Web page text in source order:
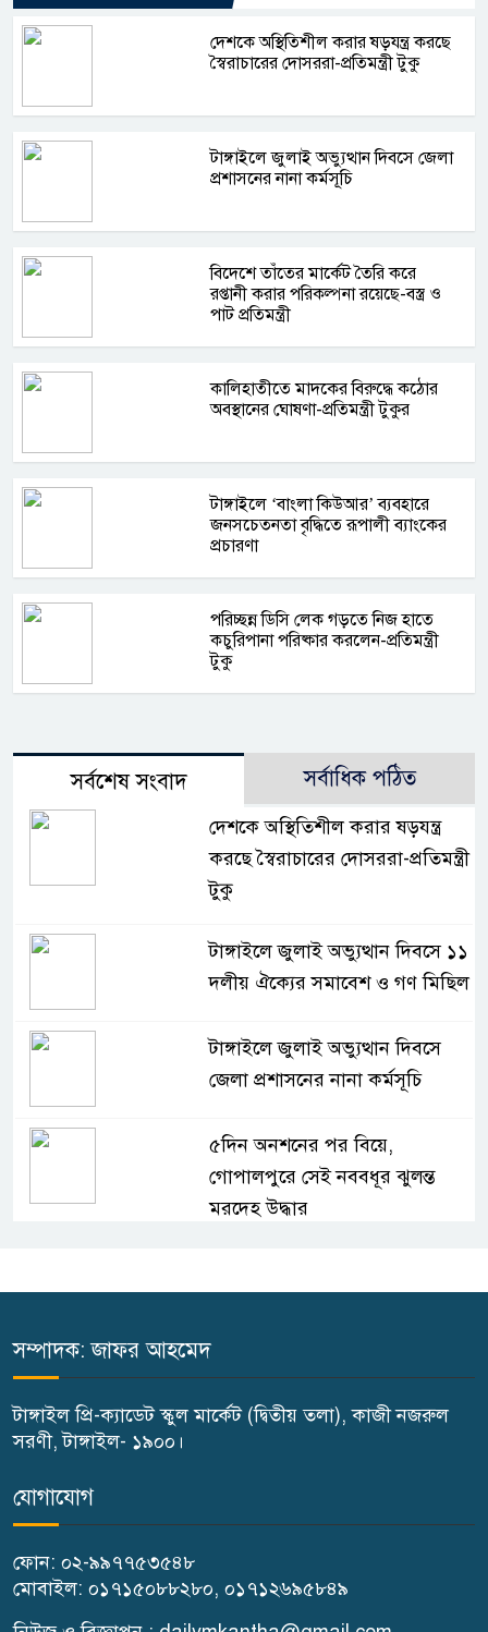
দেশকে অস্থিতিশীল করার ষড়যন্ত্র করছে
স্বৈরাচারের দোসররা-প্রতিমন্ত্রী টুকু
টাঙ্গাইলে জুলাই অভ্যুত্থান দিবসে জেলা
প্রশাসনের নানা কর্মসূচি
বিদেশে তাঁতের মার্কেট তৈরি করে
রপ্তানী করার পরিকল্পনা রয়েছে-বস্ত্র ও
পাট প্রতিমন্ত্রী
কালিহাতীতে মাদকের বিরুদ্ধে কঠোর
অবস্থানের ঘোষণা-প্রতিমন্ত্রী টুকুর
টাঙ্গাইলে ‘বাংলা কিউআর’ ব্যবহারে
জনসচেতনতা বৃদ্ধিতে রূপালী ব্যাংকের
প্রচারণা
পরিচ্ছন্ন ডিসি লেক গড়তে নিজ হাতে
কচুরিপানা পরিষ্কার করলেন-প্রতিমন্ত্রী
টুকু
সর্বশেষ সংবাদ সর্বাধিক পঠিত
দেশকে অস্থিতিশীল করার ষড়যন্ত্র
করছে স্বৈরাচারের দোসররা-প্রতিমন্ত্রী
টুকু
টাঙ্গাইলে জুলাই অভ্যুত্থান দিবসে ১১
দলীয় ঐক্যের সমাবেশ ও গণ মিছিল
টাঙ্গাইলে জুলাই অভ্যুত্থান দিবসে
জেলা প্রশাসনের নানা কর্মসূচি
৫দিন অনশনের পর বিয়ে,
গোপালপুরে সেই নববধূর ঝুলন্ত
মরদেহ উদ্ধার
ফ্রি ব্লাড গ্রুপিং ক্যাম্পেইন
গোপালপুরে কৃষক দলের বিজয়
সম্পাদক: জাফর আহমেদ
টাঙ্গাইল প্রি-ক্যাডেট স্কুল মার্কেট (দ্বিতীয় তলা), কাজী নজরুল
সরণী, টাঙ্গাইল- ১৯০০।
যোগাযোগ
ফোন: ০২-৯৯৭৭৫৩৫৪৮
মোবাইল: ০১৭১৫০৮৮২৮০, ০১৭১২৬৯৫৮৪৯